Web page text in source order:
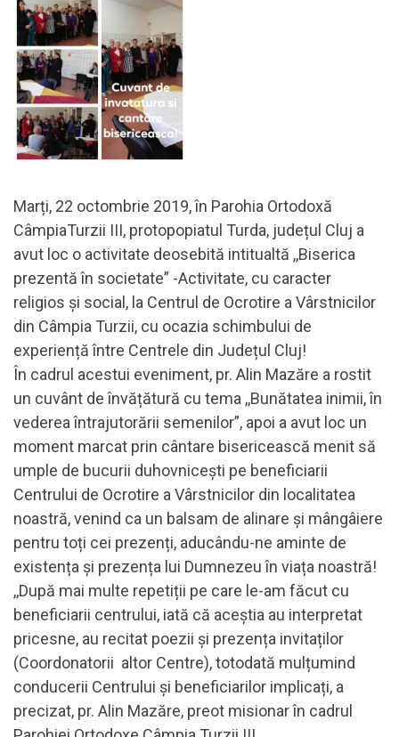
Marți, 22 octombrie 2019, în Parohia Ortodoxă
CâmpiaTurzii III, protopopiatul Turda, județul Cluj a
avut loc o activitate deosebită intitualtă ,,Biserica
prezentă în societate” -Activitate, cu caracter
religios și social, la Centrul de Ocrotire a Vârstnicilor
din Câmpia Turzii, cu ocazia schimbului de
experiență între Centrele din Județul Cluj!
În cadrul acestui eveniment, pr. Alin Mazăre a rostit
un cuvânt de învățătură cu tema ,,Bunătatea inimii, în
vederea întrajutorării semenilor”, apoi a avut loc un
moment marcat prin cântare bisericească menit să
umple de bucurii duhovnicești pe beneficiarii
Centrului de Ocrotire a Vârstnicilor din localitatea
noastră, venind ca un balsam de alinare și mângâiere
pentru toți cei prezenți, aducându-ne aminte de
existența și prezența lui Dumnezeu în viața noastră!
,,După mai multe repetiții pe care le-am făcut cu
beneficiarii centrului, iată că aceștia au interpretat
pricesne, au recitat poezii și prezența invitaților
(Coordonatorii altor Centre), totodată mulțumind
conducerii Centrului și beneficiarilor implicați, a
precizat, pr. Alin Mazăre, preot misionar în cadrul